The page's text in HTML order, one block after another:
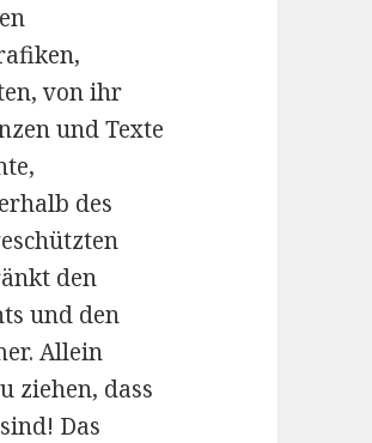
von ihr
und Texte
des
den
und den
Allein
ziehen, dass
Das